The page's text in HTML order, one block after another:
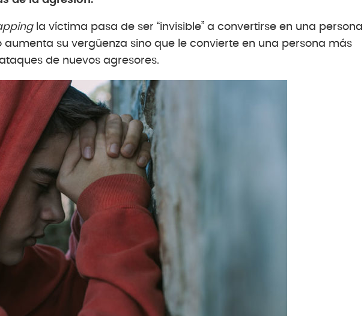
la víctima pasa de ser “invisible” a convertirse en una persona
aumenta su vergüenza sino que le convierte en una persona más
de nuevos agresores.